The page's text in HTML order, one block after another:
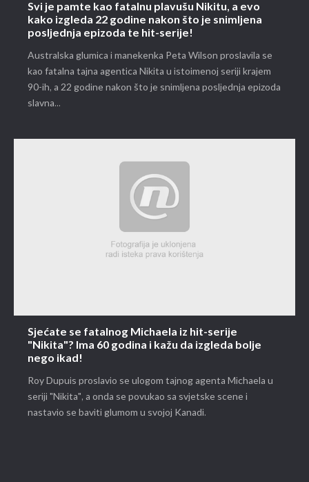
Svi je pamte kao fatalnu plavušu Nikitu, a evo
kako izgleda 22 godine nakon što je snimljena
posljednja epizoda te hit-serije!
Australska glumica i manekenka Peta Wilson proslavila se
kao fatalna tajna agentica Nikita u istoimenoj seriji krajem
90-ih, a 22 godine nakon što je snimljena posljednja epizoda
slavna...
Sjećate se fatalnog Michaela iz hit-serije
"Nikita"? Ima 60 godina i kažu da izgleda bolje
nego ikad!
Roy Dupuis proslavio se ulogom tajnog agenta Michaela u
seriji "Nikita", a onda se povukao sa svjetske scene i
nastavio se baviti glumom u svojoj Kanadi.